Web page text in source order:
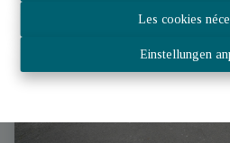
Les cookies
Einstellungen